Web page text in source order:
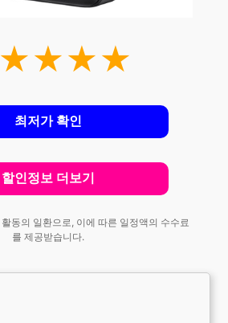
최저가 확인
할인정보 더보기
동의 일환으로, 이에 따른 일정액의 수수료
를 제공받습니다.